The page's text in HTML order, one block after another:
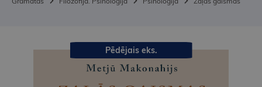
Pēdējais eks.